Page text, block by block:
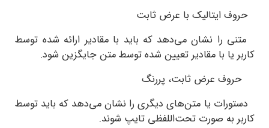
ایتالیک با عرض ثابت
را نشان می‌دهد که باید با مقادیر ارائه شده توسط
یا با مقادیر تعیین شده توسط متن جایگزین شود.
عرض ثابت، پررنگ
یا متن‌های دیگری را نشان می‌دهد که باید توسط
به صورت تحت‌اللفظی تایپ شوند.